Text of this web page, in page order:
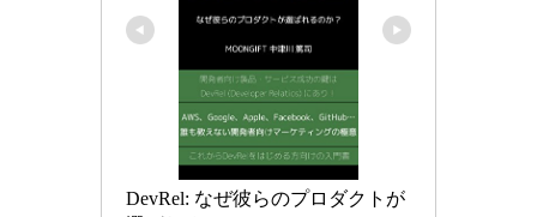
DevRel: なぜ彼らのプロダクトが